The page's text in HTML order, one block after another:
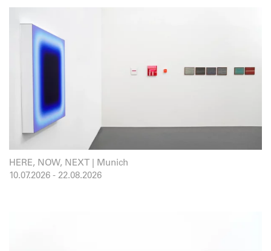
HERE, NOW, NEXT | Munich
10.07.2026 - 22.08.2026